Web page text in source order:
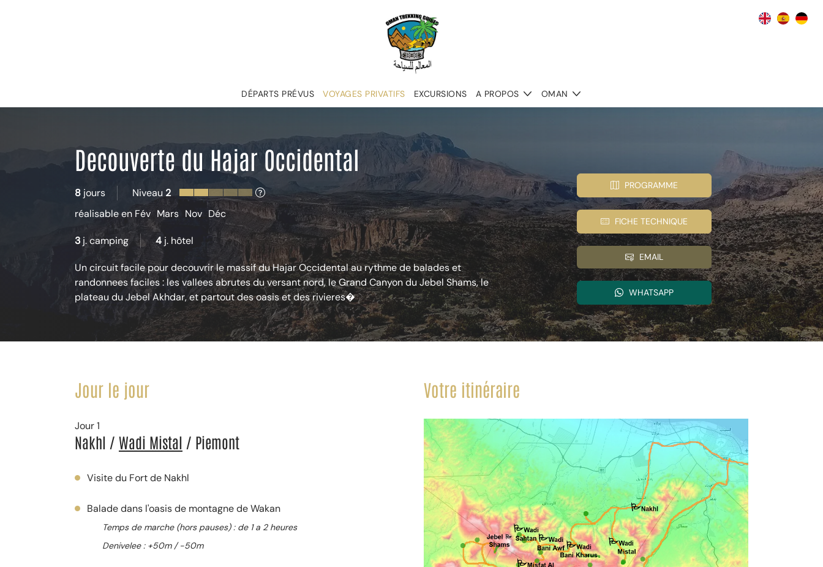
DÉPARTS PRÉVUS VOYAGES PRIVATIFS EXCURSIONS A PROPOS OMAN
Decouverte du Hajar Occidental
8 jours Niveau 2
réalisable en Fév Mars Nov Déc
3 j. camping 4 j. hôtel
Un circuit facile pour decouvrir le massif du Hajar Occidental au rythme de balades et
randonnees faciles : les vallees abrutes du versant nord, le Grand Canyon du Jebel Shams, le
plateau du Jebel Akhdar, et partout des oasis et des rivieres�
PROGRAMME
FICHE TECHNIQUE
EMAIL
WHATSAPP
Votre itinéraire
Jour le jour
Jour 1
Nakhl / Wadi Mistal / Piemont
Visite du Fort de Nakhl
Balade dans l'oasis de montagne de Wakan
Temps de marche (hors pauses) : de 1 a 2 heures
Denivelee : +50m / -50m